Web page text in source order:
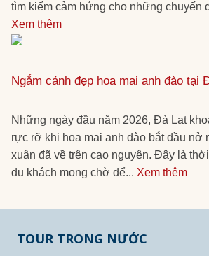
tìm kiếm cảm hứng cho những chuyến
Xem thêm
Ngắm cảnh đẹp hoa mai anh đào tại
Những ngày đầu năm 2026, Đà Lạt
rực rỡ khi hoa mai anh đào bắt đầu nở
xuân đã về trên cao nguyên. Đây là
du khách mong chờ để... Xem thêm
TOUR TRONG NƯỚC